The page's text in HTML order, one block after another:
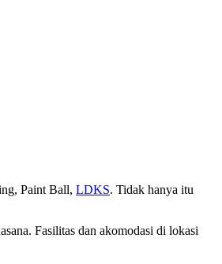
Paint Ball, LDKS. Tidak hanya itu
Fasilitas dan akomodasi di lokasi